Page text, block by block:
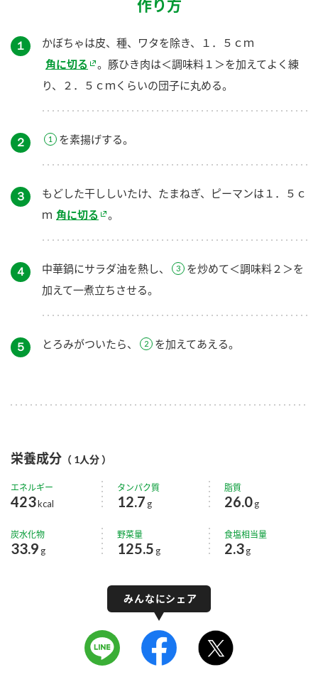
作り方
１
かぼちゃは皮、種、ワタを除き、１．５ｃｍ
角に切る
。豚ひき肉は＜調味料１＞を加えてよく練
り、２．５ｃｍくらいの団子に丸める。
２ を素揚げする。
３
もどした干ししいたけ、たまねぎ、ピーマンは１．５ｃ
ｍ 角に切る 。
４ 中華鍋にサラダ油を熱し、
を炒めて＜調味料２＞を
加えて一煮立ちさせる。
５ とろみがついたら、 を加えてあえる。
栄養成分 （ 1人分 ）
エネルギー
423kcal
タンパク質
12.7 g
脂質
26.0 g
炭水化物
33.9 g
野菜量
125.5 g
食塩相当量
2.3 g